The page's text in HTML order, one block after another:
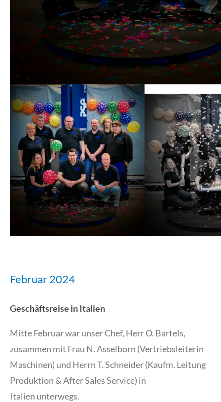
Februar 2024
Geschäftsreise in Italien
Mitte Februar war unser Chef, Herr O. Bartels,
zusammen mit Frau N. Asselborn (Vertriebsleiterin
Maschinen) und Herrn T. Schneider (Kaufm. Leitung
Produktion & After Sales Service) in
Italien unterwegs.